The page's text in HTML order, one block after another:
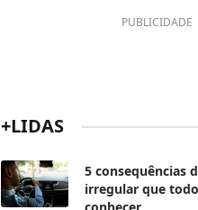
PUBLICIDADE
+LIDAS
5 consequências
irregular que